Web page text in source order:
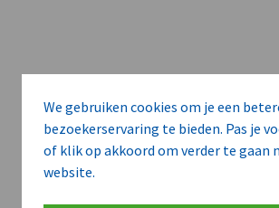
We gebruiken cookies om je een
bezoekerservaring te bieden. Pas je
of klik op akkoord om verder te gaan
website.